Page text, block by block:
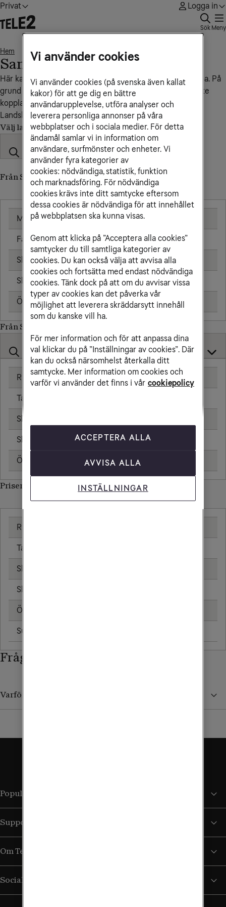
Privat Logga in
Sök Meny
Hem • • • Samoa
Samoa
Här kan du se vad det kostar att ringa och sms:a till Samoa. På
grund av att vi saknar roamingavtal med landet kan du inte
koppla upp mobilen i ett mobilnät där.
Landskod: +685
Välj land
Från Sverige till Samoa (till utländskt nummer)
Mobil 25,00 kr/min
Fast telefon 25,00 kr/min
Skicka sms 6,00 kr
Skicka mms 11,00 kr
Öppningsavgift 0,99 kr
Från Samoa till
Ringa samtal
Ta emot samtal
Skicka sms
Skicka mms
Öppningsavgift
Priser inom Samoa
Ringa samtal
Ta emot samtal
Skicka sms
Skicka mms
Öppningsavgift
Surfa utan surfpaket
Frågor och svar
Varför ser jag inga priser i landet?
Populära sidor
Support
Om Tele2
Sociala medier
Vi använder cookies
Vi använder cookies (på svenska även kallat
kakor) för att ge dig en bättre
användarupplevelse, utföra analyser och
leverera personliga annonser på våra
webbplatser och i sociala medier. För detta
ändamål samlar vi in information om
användare, surfmönster och enheter. Vi
använder fyra kategorier av
cookies: nödvändiga, statistik, funktion
och marknadsföring. För nödvändiga
cookies krävs inte ditt samtycke eftersom
dessa cookies är nödvändiga för att innehållet
på webbplatsen ska kunna visas.
Genom att klicka på ”Acceptera alla cookies”
samtycker du till samtliga kategorier av
cookies. Du kan också välja att avvisa alla
cookies och fortsätta med endast nödvändiga
cookies. Tänk dock på att om du avvisar vissa
typer av cookies kan det påverka vår
möjlighet att leverera skräddarsytt innehåll
som du kanske vill ha.
För mer information och för att anpassa dina
val klickar du på ”Inställningar av cookies”. Där
kan du också närsomhelst återkalla ditt
samtycke. Mer information om cookies och
varför vi använder det finns i vår cookiepolicy
ACCEPTERA ALLA
AVVISA ALLA
INSTÄLLNINGAR